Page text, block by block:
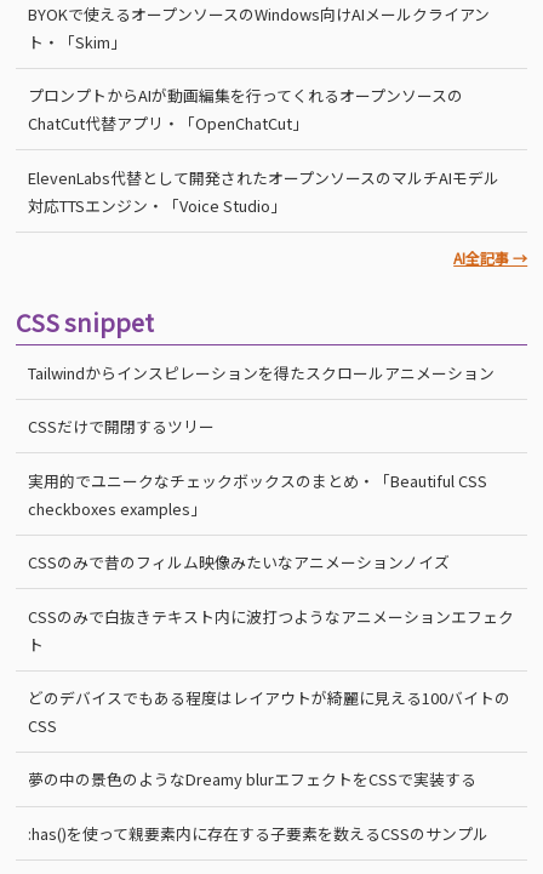
BYOKで使えるオープンソースのWindows向けAIメールクライアン
ト・「Skim」
プロンプトからAIが動画編集を行ってくれるオープンソースの
ChatCut代替アプリ・「OpenChatCut」
ElevenLabs代替として開発されたオープンソースのマルチAIモデル
対応TTSエンジン・「Voice Studio」
AI全記事 →
CSS snippet
Tailwindからインスピレーションを得たスクロールアニメーション
CSSだけで開閉するツリー
実用的でユニークなチェックボックスのまとめ・「Beautiful CSS
checkboxes examples」
CSSのみで昔のフィルム映像みたいなアニメーションノイズ
CSSのみで白抜きテキスト内に波打つようなアニメーションエフェク
ト
どのデバイスでもある程度はレイアウトが綺麗に見える100バイトの
CSS
夢の中の景色のようなDreamy blurエフェクトをCSSで実装する
:has()を使って親要素内に存在する子要素を数えるCSSのサンプル